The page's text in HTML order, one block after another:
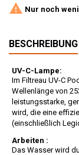
 Nur noch
BESCHREIBUNG
UV-C-Lampe:
Im Filtreau UV-C
Wellenlänge von
leistungsstarke,
wird, die eine
(einschließlich
Arbeiten :
Das Wasser wird